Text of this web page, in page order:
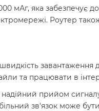
мАг, яка забезпечує
Роутер
завантаження
та працювати в
прийом
зв'язок може